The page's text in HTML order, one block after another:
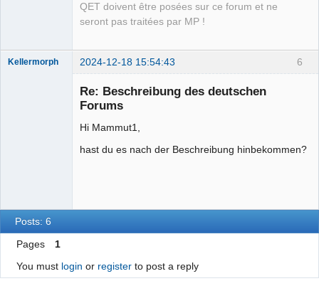
QET doivent être posées sur ce forum et ne
seront pas traitées par MP !
6
Kellermorph 2024-12-18 15:54:43
Re: Beschreibung des deutschen
Forums
Hi Mammut1,
hast du es nach der Beschreibung hinbekommen?
Posts: 6
Pages
1
You must login or registerto post a reply